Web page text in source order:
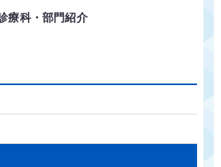
療科・部門紹介